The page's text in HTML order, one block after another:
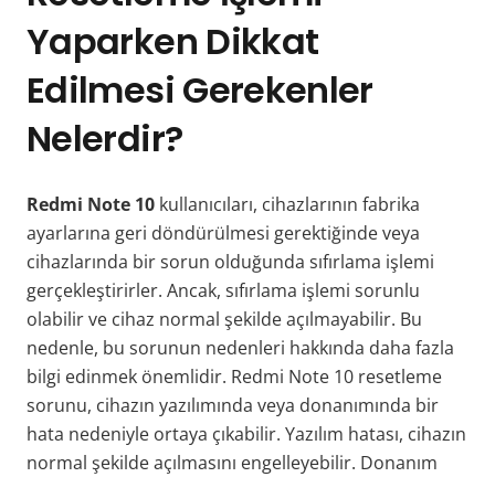
Yaparken Dikkat
Edilmesi Gerekenler
Nelerdir?
Redmi Note 10 kullanıcıları, cihazlarının fabrika
ayarlarına geri döndürülmesi gerektiğinde veya
cihazlarında bir sorun olduğunda sıfırlama işlemi
gerçekleştirirler. Ancak, sıfırlama işlemi sorunlu
olabilir ve cihaz normal şekilde açılmayabilir. Bu
nedenle, bu sorunun nedenleri hakkında daha fazla
bilgi edinmek önemlidir. Redmi Note 10 resetleme
sorunu, cihazın yazılımında veya donanımında bir
hata nedeniyle ortaya çıkabilir. Yazılım hatası, cihazın
normal şekilde açılmasını engelleyebilir. Donanım